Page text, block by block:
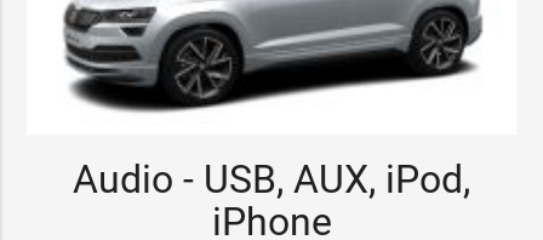
Audio - USB, AUX, iPod,
iPhone